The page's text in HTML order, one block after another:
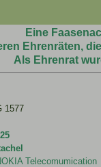
Eine
Ehrenräten,
Als Ehrenrat
Telecomumication